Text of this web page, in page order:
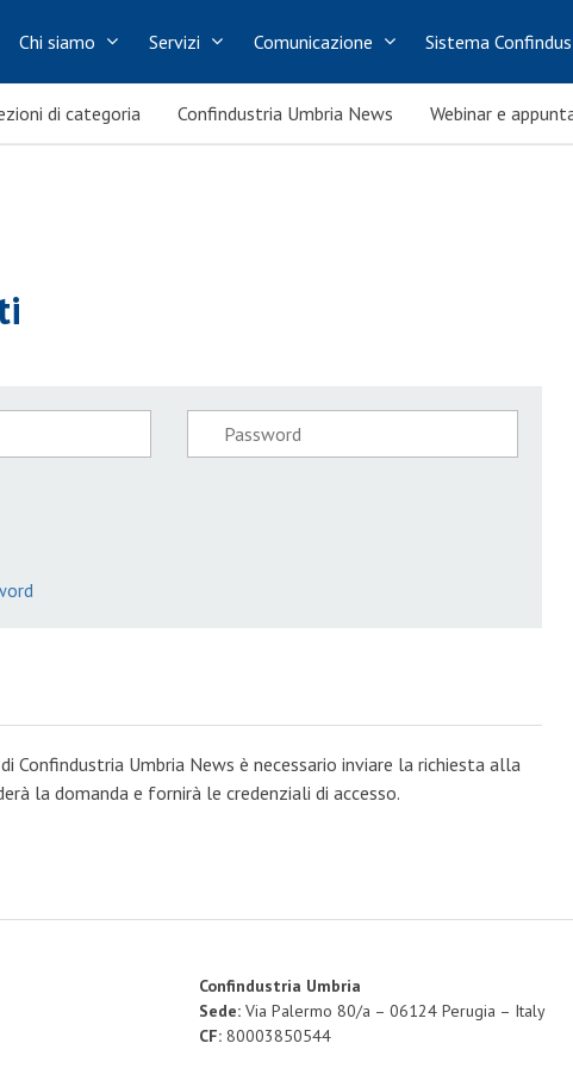
Chi siamo Servizi Comunicazione Sistema
di categoria Confindustria Umbria News Webinar e
Confindustria Umbria News è necessario inviare la richiesta alla
la domanda e fornirà le credenziali di accesso.
Confindustria Umbria
Sede: Via Palermo 80/a – 06124 Perugia – Italy
CF: 80003850544